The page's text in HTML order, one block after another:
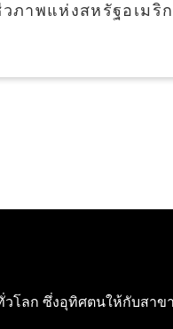
าพแห่งสหรัฐอเมริ
โลก ซึ่งอุทิศตนให้กับสาข